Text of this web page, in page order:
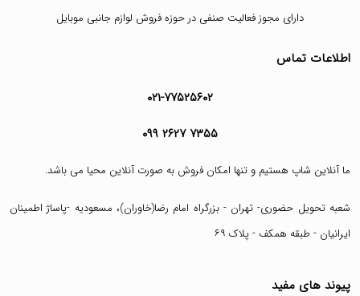
دارای مجوز فعالیت صنفی در حوزه فروش لوازم جانبی موبایل
اطلاعات تماس
۰۲۱-۷۷۵۲۵۶۰۲
۰۹۹ ۲۶۲۷ ۷۳۵۵
ما آنلاین شاپ هستیم و تنها امکان فروش به صورت آنلاین محیا می باشد.
شعبه تحویل حضوری- تهران - بزرگراه امام رضا(خاوران)، مسعودیه -پاساژ اطمینان
ایرانیان - طبقه همکف - پلاک ۶۹
پیوند های مفید